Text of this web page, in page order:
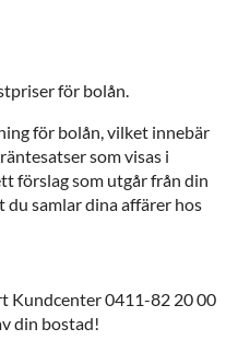
för bolån.
för bolån, vilket innebär
som visas i
förslag som utgår från din
samlar dina affärer hos
Kundcenter 0411-82 20 00
din bostad!